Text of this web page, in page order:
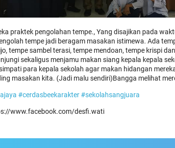
praktek pengolahan tempe., Yang disajikan pada
tempe jadi beragam masakan istimewa. Ada
tempe sambel terasi, tempe mendoan, tempe krispi
sekaligus menjamu makan siang kepala kepala
para kepala sekolah agar makan hidangan
masakan kita. (Jadi malu sendiri)Bangga melihat
#cerdasbeekarakter#sekolahsangjuara
www.facebook.com/desfi.wati